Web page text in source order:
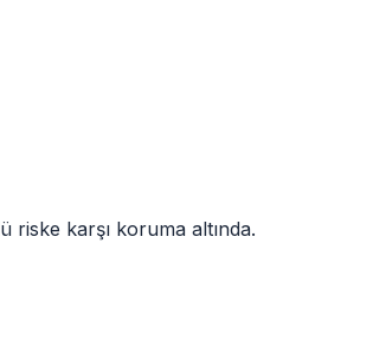
riske karşı koruma altında.